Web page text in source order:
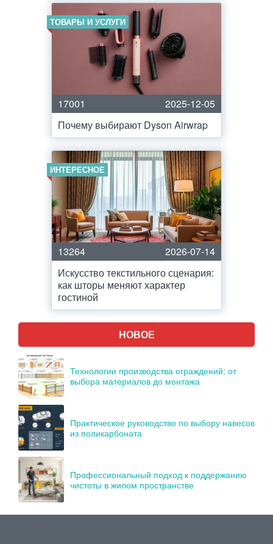
ТОВАРЫ И УСЛУГИ
17001
2025-12-05
Почему выбирают Dyson Airwrap
ИНТЕРЕСНОЕ
13264
2026-07-14
Искусство текстильного сценария:
как шторы меняют характер
гостиной
НОВОЕ
Технологии производства ограждений: от
выбора материалов до монтажа
Практическое руководство по выбору навесов
из поликарбоната
Профессиональный подход к поддержанию
чистоты в жилом пространстве